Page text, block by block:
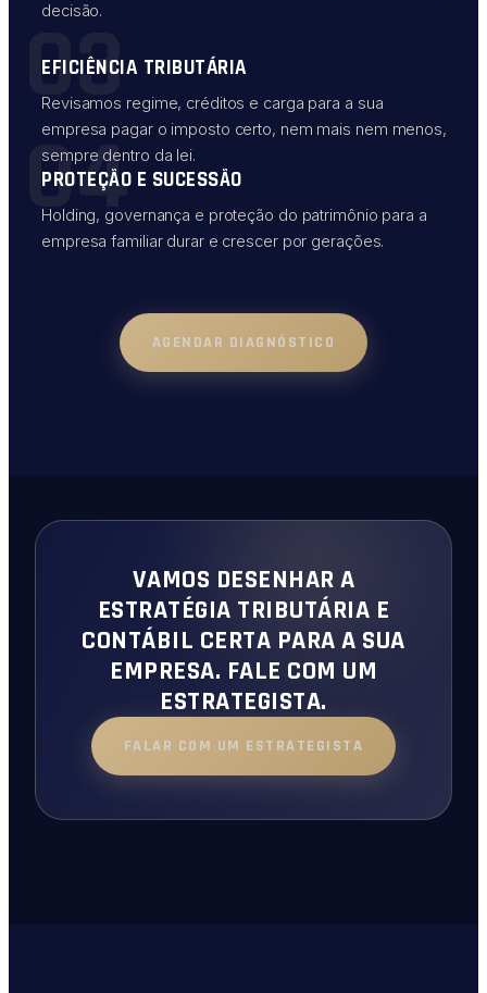
decisão.
03
EFICIÊNCIA TRIBUTÁRIA
Revisamos regime, créditos e carga para a sua
empresa pagar o imposto certo, nem mais nem menos,
sempre dentro da lei.
04
PROTEÇÃO E SUCESSÃO
Holding, governança e proteção do patrimônio para a
empresa familiar durar e crescer por gerações.
AGENDAR DIAGNÓSTICO
VAMOS DESENHAR A
ESTRATÉGIA TRIBUTÁRIA E
CONTÁBIL CERTA PARA A SUA
EMPRESA. FALE COM UM
ESTRATEGISTA.
FALAR COM UM ESTRATEGISTA